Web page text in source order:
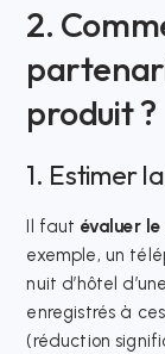
2.
produit ?
1. Estimer
Il faut évaluer
exemple, un
nuit d’hôtel
enregistrés à
(réduction